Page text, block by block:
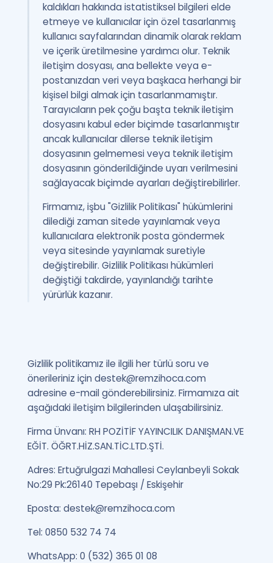
kaldıkları hakkında istatistiksel bilgileri elde
etmeye ve kullanıcılar için özel tasarlanmış
kullanıcı sayfalarından dinamik olarak reklam
ve içerik üretilmesine yardımcı olur. Teknik
iletişim dosyası, ana bellekte veya e-
postanızdan veri veya başkaca herhangi bir
kişisel bilgi almak için tasarlanmamıştır.
Tarayıcıların pek çoğu başta teknik iletişim
dosyasını kabul eder biçimde tasarlanmıştır
ancak kullanıcılar dilerse teknik iletişim
dosyasının gelmemesi veya teknik iletişim
dosyasının gönderildiğinde uyarı verilmesini
sağlayacak biçimde ayarları değiştirebilirler.
Firmamız, işbu "Gizlilik Politikası" hükümlerini
dilediği zaman sitede yayınlamak veya
kullanıcılara elektronik posta göndermek
veya sitesinde yayınlamak suretiyle
değiştirebilir. Gizlilik Politikası hükümleri
değiştiği takdirde, yayınlandığı tarihte
yürürlük kazanır.
Gizlilik politikamız ile ilgili her türlü soru ve
önerileriniz için destek@remzihoca.com
adresine e-mail gönderebilirsiniz. Firmamıza ait
aşağıdaki iletişim bilgilerinden ulaşabilirsiniz.
Firma Ünvanı: RH POZİTİF YAYINCILIK DANIŞMAN.VE
EĞİT. ÖĞRT.HİZ.SAN.TİC.LTD.ŞTİ.
Adres: Ertuğrulgazi Mahallesi Ceylanbeyli Sokak
No:29 Pk:26140 Tepebaşı / Eskişehir
Eposta: destek@remzihoca.com
Tel: 0850 532 74 74
WhatsApp: 0 (532) 365 01 08